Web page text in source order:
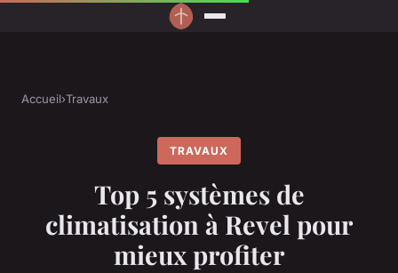
Accueil›Travaux
TRAVAUX
Top 5 systèmes de
climatisation à Revel pour
mieux profiter